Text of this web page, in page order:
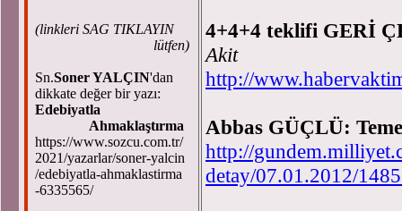
(linkleri SAG TIKLAYIN
lütfen)
Sn.Soner YALÇIN'dan
dikkate değer bir yazı:
Edebiyatla
Ahmaklaştırma
https://www.sozcu.com.tr/
2021/yazarlar/soner-yalcin
/edebiyatla-ahmaklastirma
-6335565/
4+4+4 teklifi GERİ
Akit
http://
Abbas GÜÇLÜ:
http://
detay/07.01.2012/